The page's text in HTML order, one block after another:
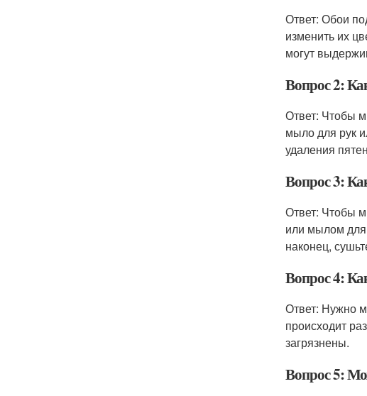
Ответ: Обои
изменить их
могут
Вопрос 2:
Ответ: Чтобы
мыло для рук
удаления
Вопрос 3:
Ответ: Чтобы
или мылом для
наконец,
Вопрос 4:
Ответ: Нужно
происходит
загрязнены.
Вопрос 5: